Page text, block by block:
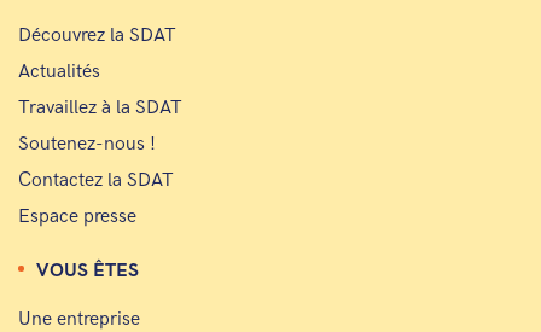
Découvrez la SDAT
Actualités
Travaillez à la SDAT
Soutenez-nous !
Contactez la SDAT
Espace presse
VOUS ÊTES
Une entreprise